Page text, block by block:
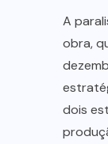
A
obra,
dois